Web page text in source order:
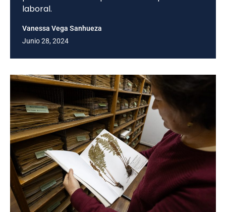
laboral.
Vanessa Vega Sanhueza
Junio 28, 2024